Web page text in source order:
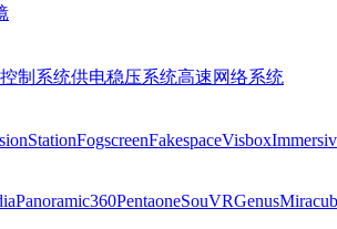
制系统供电稳压系统高速网络系统
FogscreenFakespaceVisbox
Panoramic360PentaoneSouVRGenus